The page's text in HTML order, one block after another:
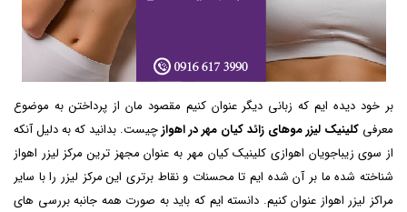
بر خود دیده ایم که زبانی دیگر عنوان کنیم مقصود مان از پرداختن به موضوع
معرفی کلینیک لیزر موهای زائد کیان مهر در اهوازچیست. بدانید که به دلیل آنکه
از سوی زیباجویان اهوازی کلینیک کیان مهر به عنوان مجهز ترین مرکز لیزر اهواز
شناخته شده ما بر آن شده ایم تا محسنات و نقاط برتری این مرکز لیزر را با سایر
مراکز لیزر اهواز عنوان کنیم. دانسته ایم که باید به صورت همه جانبه بررسی های